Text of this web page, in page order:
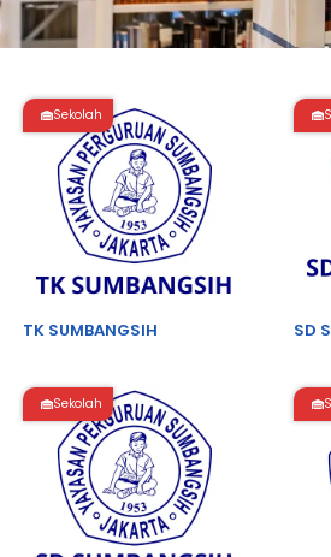
Sekolah
TK SUMBANGSIH SD
Sekolah